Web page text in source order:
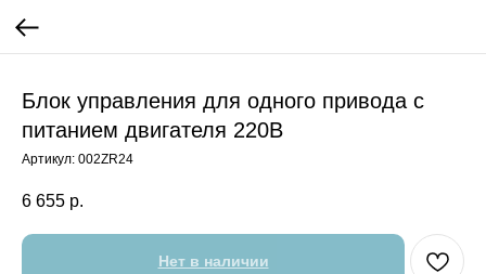
Блок управления для одного привода с
питанием двигателя 220В
Артикул: 002ZR24
6 655 р.
Нет в наличии